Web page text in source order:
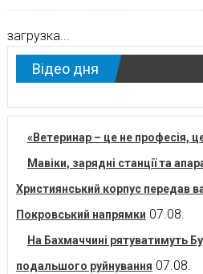
загрузка...
Відео дня
«Ветеринар – це не професія,
Мавіки, зарядні станції та
Християнський корпус передав
Покровський напрямки 07.08.
На Бахмаччині рятуватимуть
подальшого руйнування 07.08.